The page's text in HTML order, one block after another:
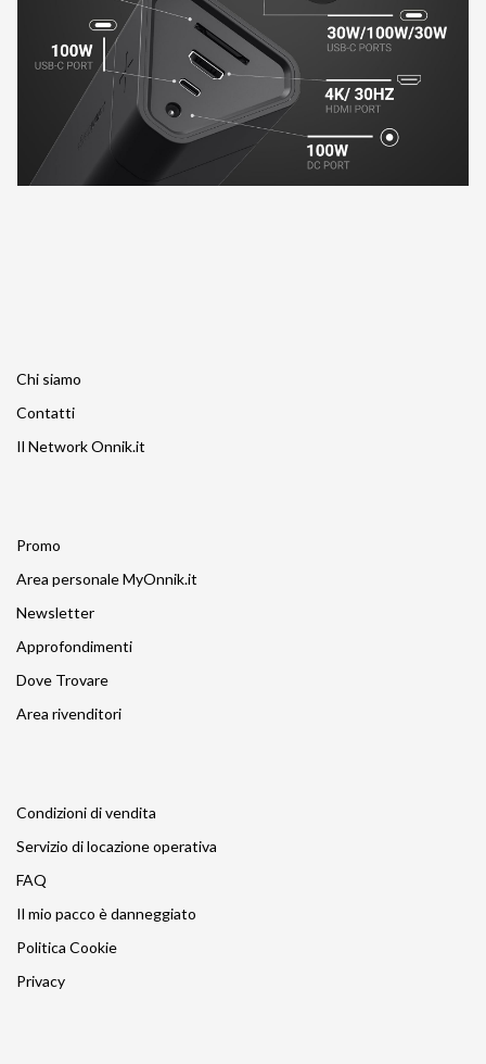
Chi siamo
Contatti
Il Network Onnik.it
Promo
Area personale MyOnnik.it
Newsletter
Approfondimenti
Dove Trovare
Area rivenditori
Condizioni di vendita
Servizio di locazione operativa
FAQ
Il mio pacco è danneggiato
Politica Cookie
Privacy